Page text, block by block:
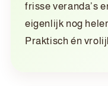
frisse veranda’s
eigenlijk nog
Praktisch én